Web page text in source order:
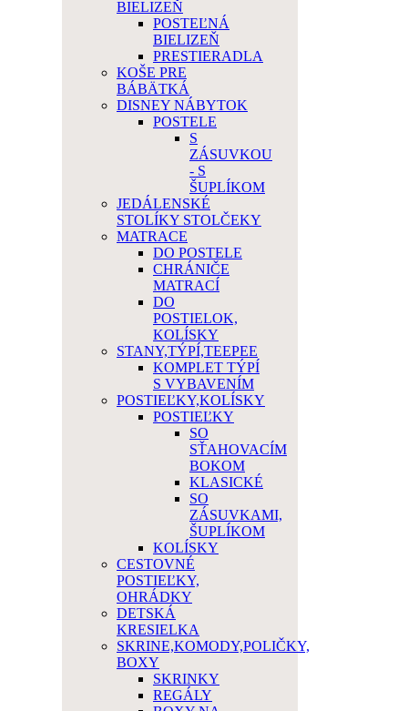
BIELIZEŇ
POSTEĽNÁ
BIELIZEŇ
PRESTIERADLA
KOŠE PRE
BÁBÄTKÁ
DISNEY NÁBYTOK
POSTELE
S
ZÁSUVKOU
- S
ŠUPLÍKOM
JEDÁLENSKÉ
STOLÍKY STOLČEKY
MATRACE
DO POSTELE
CHRÁNIČE
MATRACÍ
DO
POSTIELOK,
KOLÍSKY
STANY,TÝPÍ,TEEPEE
KOMPLET TÝPÍ
S VYBAVENÍM
POSTIEĽKY,KOLÍSKY
POSTIEĽKY
SO
SŤAHOVACÍM
BOKOM
KLASICKÉ
SO
ZÁSUVKAMI,
ŠUPLÍKOM
KOLÍSKY
CESTOVNÉ
POSTIEĽKY,
OHRÁDKY
DETSKÁ
KRESIELKA
SKRINE,KOMODY,POLIČKY,
BOXY
SKRINKY
REGÁLY